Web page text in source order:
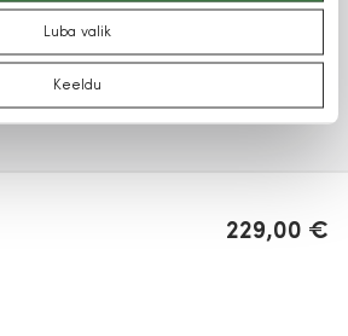
Luba valik
Keeldu
229,00 €